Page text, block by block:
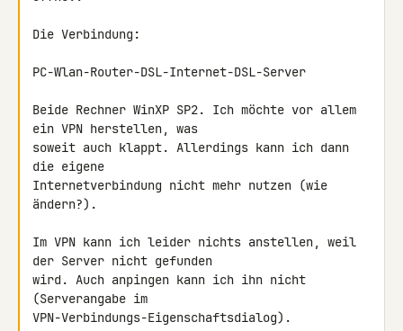
Die Verbindung:
PC-Wlan-Router-DSL-Internet-DSL-Server
Beide Rechner WinXP SP2. Ich möchte vor allem
ein VPN herstellen, was
soweit auch klappt. Allerdings kann ich dann
die eigene
Internetverbindung nicht mehr nutzen (wie
ändern?).
Im VPN kann ich leider nichts anstellen, weil
der Server nicht gefunden
wird. Auch anpingen kann ich ihn nicht
(Serverangabe im
VPN-Verbindungs-Eigenschaftsdialog).